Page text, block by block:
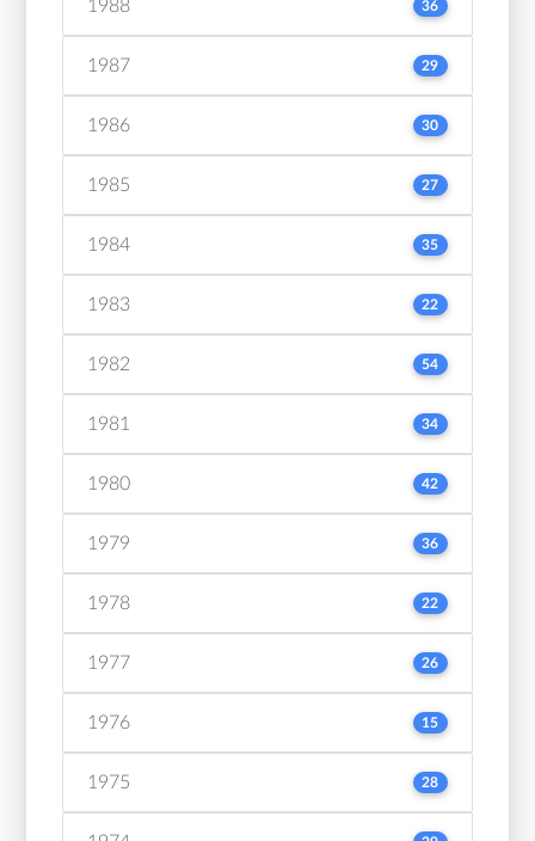
1988 36
1987 29
1986 30
1985 27
1984 35
1983 22
1982 54
1981 34
1980 42
1979 36
1978 22
1977 26
1976 15
1975 28